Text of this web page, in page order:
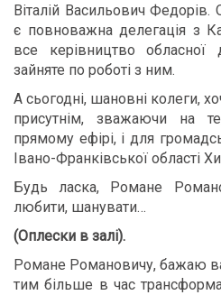
Віталій Васильович Федорів.
є повноважна делегація з
все керівництво обласної
зайняте по роботі з ним.
А сьогодні, шановні колеги,
присутнім, зважаючи
прямому ефірі, і для
Івано-Франківської області
Будь ласка, Романе
любити, шанувати…
(Оплески в залі).
Романе Романовичу, бажаю
тим більше в час